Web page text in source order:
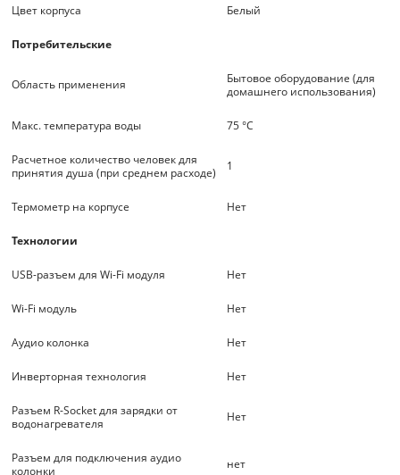
Цвет корпуса Белый
Потребительские
Область применения
Бытовое оборудование (для
домашнего использования)
Макс. температура воды 75 °С
Расчетное количество человек для
принятия душа (при среднем расходе)
1
Термометр на корпусе Нет
Технологии
USB-разъем для Wi-Fi модуля Нет
Wi-Fi модуль Нет
Аудио колонка Нет
Инверторная технология Нет
Разъем R-Socket для зарядки от
водонагревателя
Нет
Разъем для подключения аудио
колонки
нет